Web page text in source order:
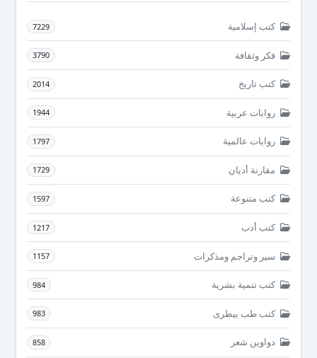
كتب إسلامية 7229
فكر وثقافة 3790
كتب تاريخ 2014
روايات عربية 1944
روايات عالمية 1797
مقارنة أديان 1729
كتب متنوعة 1597
كتب أدب 1217
سير وتراجم ومذكرات 1157
كتب تنمية بشرية 984
كتب طب بيطرى 983
دواوين شعر 858